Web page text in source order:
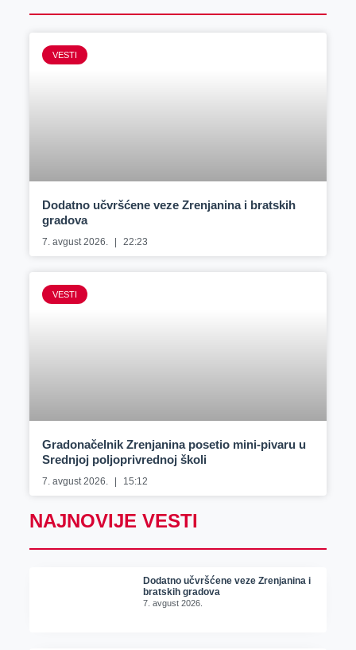
VESTI
Dodatno učvršćene veze Zrenjanina i bratskih
gradova
7. avgust 2026. 22:23
VESTI
Gradonačelnik Zrenjanina posetio mini-pivaru u
Srednjoj poljoprivrednoj školi
7. avgust 2026. 15:12
NAJNOVIJE VESTI
Dodatno učvršćene veze Zrenjanina i
bratskih gradova
7. avgust 2026.